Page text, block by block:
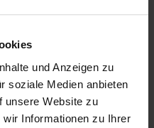
und Anzeigen zu
soziale Medien anbieten
unsere Website zu
Informationen zu Ihrer
eine praktische
WC.
eigenständige
Aufwand - durch den